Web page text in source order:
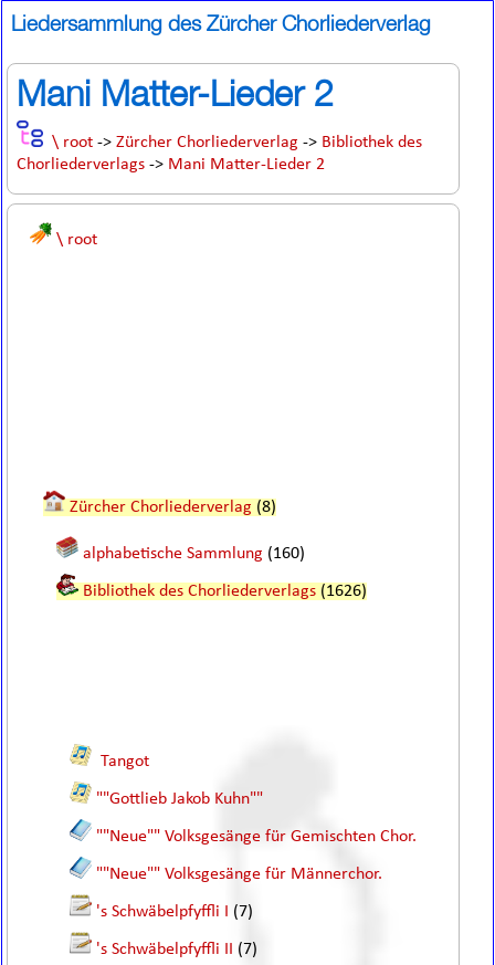
Liedersammlung des Zürcher Chorliederverlag
Mani Matter-Lieder 2
\ root ->Zürcher Chorliederverlag -> Bibliothek des
Chorliederverlags -> Mani Matter-Lieder 2
\ root
Zürcher Chorliederverlag (8)
alphabetische Sammlung (160)
Bibliothek des Chorliederverlags (1626)
Tangot
""Gottlieb Jakob Kuhn""
""Neue"" Volksgesänge für Gemischten Chor.
""Neue"" Volksgesänge für Männerchor.
's Schwäbelpfyffli I (7)
's Schwäbelpfyffli II (7)